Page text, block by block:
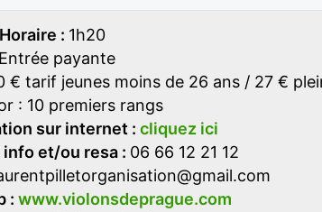
: 1h20
Entrée payante
€ tarif jeunes moins de 26 ans / 27 €
: 10 premiers rangs
sur internet : cliquez ici
et/ou resa : 06 66 12 21 12
: www.violonsdeprague.com